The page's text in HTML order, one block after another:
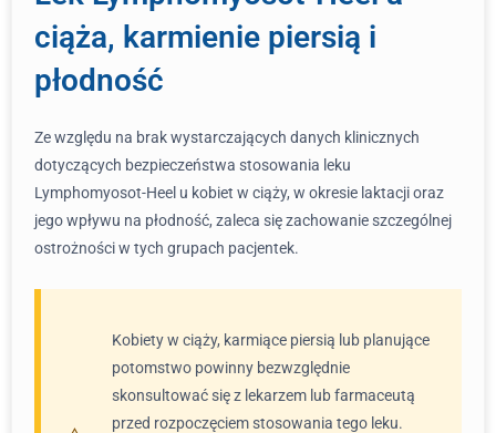
ciąża, karmienie piersią i
płodność
Ze względu na brak wystarczających danych klinicznych
dotyczących bezpieczeństwa stosowania leku
Lymphomyosot-Heel u kobiet w ciąży, w okresie laktacji oraz
jego wpływu na płodność, zaleca się zachowanie szczególnej
ostrożności w tych grupach pacjentek.
Kobiety w ciąży, karmiące piersią lub planujące
potomstwo powinny bezwzględnie
skonsultować się z lekarzem lub farmaceutą
przed rozpoczęciem stosowania tego leku.